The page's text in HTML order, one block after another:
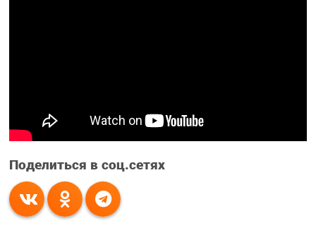
Поделиться в соц.сетях